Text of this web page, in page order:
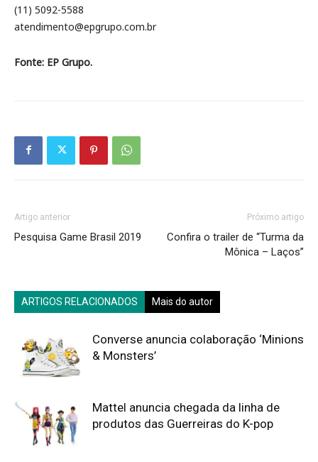
(11) 5092-5588
atendimento@epgrupo.com.br
Fonte: EP Grupo.
Artigo anterior
Pesquisa Game Brasil 2019
Próximo artigo
Confira o trailer de “Turma da
Mônica – Laços”
ARTIGOS RELACIONADOS Mais do autor
Converse anuncia colaboração ‘Minions
& Monsters’
Mattel anuncia chegada da linha de
produtos das Guerreiras do K-pop